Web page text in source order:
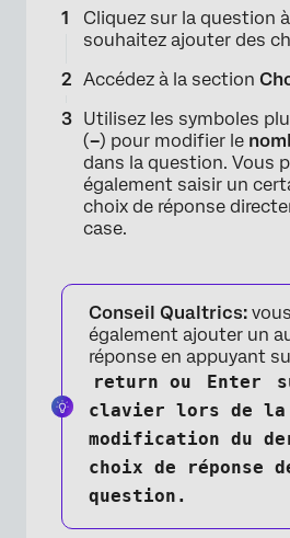
Cliquez sur la question
souhaitez ajouter des
Accédez à la section
Utilisez les symboles
(–) pour modifier le
dans la question. Vous
également saisir un
choix de réponse
case.
Conseil Qualtrics:
également ajouter un
réponse en appuyant
return ou
Enter
clavier lors de la
modification du
choix de réponse
question.